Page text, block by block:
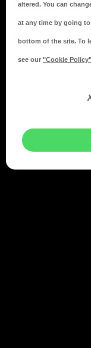
Les conditions
Nos
© 2026
altered. You can
at any time by going
bottom of the site. To
see our "Cookie Policy"